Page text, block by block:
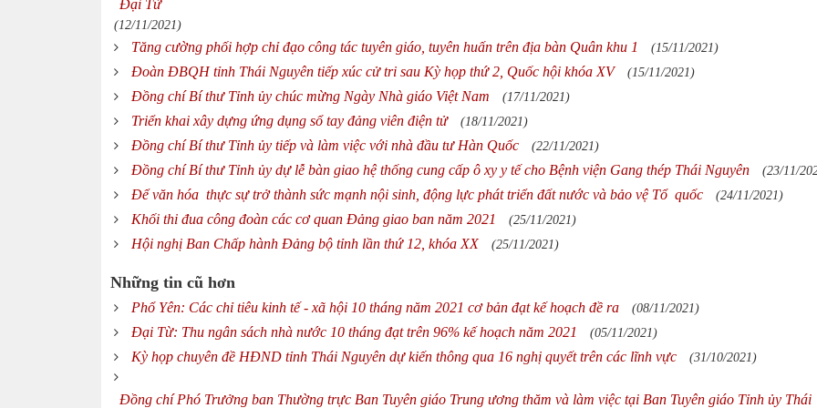
Đại Từ
(12/11/2021)
Tăng cường phối hợp chỉ đạo công tác tuyên giáo, tuyên huấn trên địa bàn Quân khu 1 (15/11/2021)
Đoàn ĐBQH tỉnh Thái Nguyên tiếp xúc cử tri sau Kỳ họp thứ 2, Quốc hội khóa XV (15/11/2021)
Đồng chí Bí thư Tỉnh ủy chúc mừng Ngày Nhà giáo Việt Nam (17/11/2021)
Triển khai xây dựng ứng dụng sổ tay đảng viên điện tử (18/11/2021)
Đồng chí Bí thư Tỉnh ủy tiếp và làm việc với nhà đầu tư Hàn Quốc (22/11/2021)
Đồng chí Bí thư Tỉnh ủy dự lễ bàn giao hệ thống cung cấp ô xy y tế cho Bệnh viện Gang thép Thái Nguyên (23/11/
Để văn hóa thực sự trở thành sức mạnh nội sinh, động lực phát triển đất nước và bảo vệ Tổ quốc (24/11/2021)
Khối thi đua công đoàn các cơ quan Đảng giao ban năm 2021 (25/11/2021)
Hội nghị Ban Chấp hành Đảng bộ tỉnh lần thứ 12, khóa XX (25/11/2021)
Những tin cũ hơn
Phổ Yên: Các chỉ tiêu kinh tế - xã hội 10 tháng năm 2021 cơ bản đạt kế hoạch đề ra (08/11/2021)
Đại Từ: Thu ngân sách nhà nước 10 tháng đạt trên 96% kế hoạch năm 2021 (05/11/2021)
Kỳ họp chuyên đề HĐND tỉnh Thái Nguyên dự kiến thông qua 16 nghị quyết trên các lĩnh vực (31/10/2021)
Đồng chí Phó Trưởng ban Thường trực Ban Tuyên giáo Trung ương thăm và làm việc tại Ban Tuyên giáo Tỉnh ủy Thái